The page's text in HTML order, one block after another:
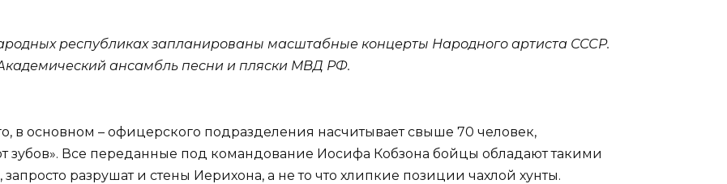
республиках запланированы масштабные концерты Народного артиста СССР.
ансамбль песни и пляски МВД РФ.
в основном – офицерского подразделения насчитывает свыше 70 человек,
зубов». Все переданные под командование Иосифа Кобзона бойцы обладают такими
запросто разрушат и стены Иерихона, а не то что хлипкие позиции чахлой хунты.